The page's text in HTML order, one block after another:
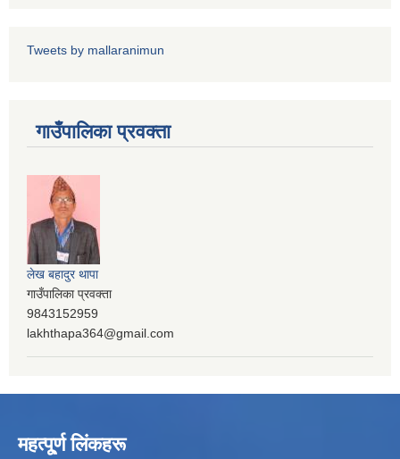
Tweets by mallaranimun
गाउँपालिका प्रवक्ता
लेख बहादुर थापा
गाउँपालिका प्रवक्ता
9843152959
lakhthapa364@gmail.com
महत्पू्र्ण लिंकहरू